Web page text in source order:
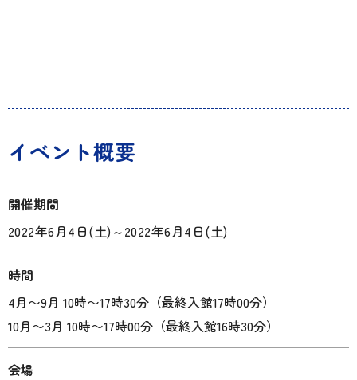
イベント概要
開催期間
2022年6月4日(土) ～2022年6月4日(土)
時間
4月〜9月 10時〜17時30分（最終入館17時00分）
10月〜3月 10時〜17時00分（最終入館16時30分）
会場